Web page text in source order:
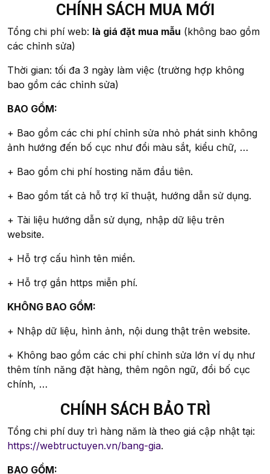
CHÍNH SÁCH MUA MỚI
Tổng chi phí web: là giá đặt mua mẫu (không bao gồm
các chỉnh sửa)
Thời gian: tối đa 3 ngày làm việc (trường hợp không
bao gồm các chỉnh sửa)
BAO GỒM:
+ Bao gồm các chi phí chỉnh sửa nhỏ phát sinh không
ảnh hướng đến bố cục như đổi màu sắt, kiểu chữ, …
+ Bao gồm chi phí hosting năm đầu tiên.
+ Bao gồm tất cả hỗ trợ kĩ thuật, hướng dẫn sử dụng.
+ Tài liệu hướng dẫn sử dụng, nhập dữ liệu trên
website.
+ Hỗ trợ cấu hình tên miền.
+ Hỗ trợ gắn https miễn phí.
KHÔNG BAO GỒM:
+ Nhập dữ liệu, hình ảnh, nội dung thật trên website.
+ Không bao gồm các chi phí chỉnh sửa lớn ví dụ như
thêm tính năng đặt hàng, thêm ngôn ngữ, đổi bố cục
chính, …
CHÍNH SÁCH BẢO TRÌ
Tổng chi phí duy trì hàng năm là theo giá cập nhật tại:
https://webtructuyen.vn/bang-gia.
BAO GỒM: